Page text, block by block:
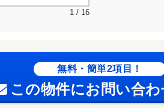
1 / 16
無料・簡単2項目！
この物件にお問い合わ